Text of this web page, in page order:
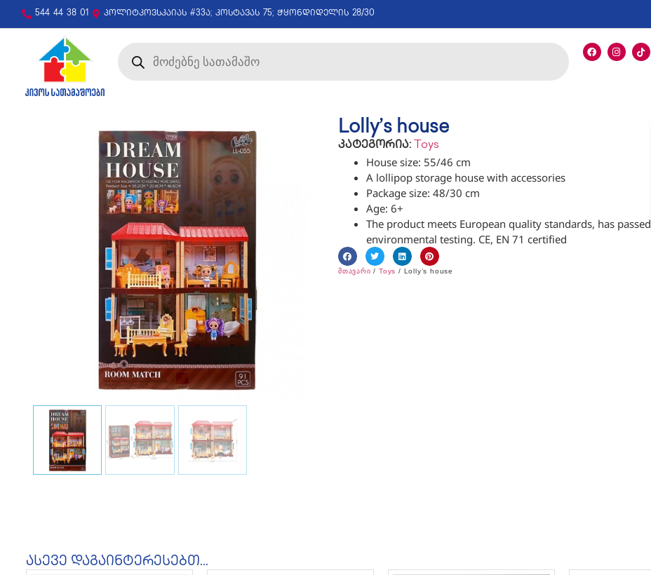
544 44 38 01 პოლიტკოვსკაიას #33ა; კოსტავას 75; ჭყონდიდელის 28/30
Lolly’s house
კატეგორია: Toys
House size: 55/46 cm
A lollipop storage house with accessories
Package size: 48/30 cm
Age: 6+
The product meets European quality standards, has passed
environmental testing. CE, EN 71 certified
მთავარი / Toys / Lolly’s house
ასევე დაგაინტერესებთ...